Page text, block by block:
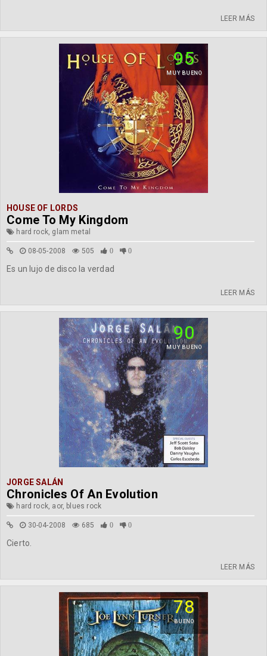
LEER MÁS
95
MUY BUENO
HOUSE OF LORDS
Come To My Kingdom
hard rock, glam metal
08-05-2008 505 0 0
Es un lujo de disco la verdad
LEER MÁS
90
MUY BUENO
JORGE SALÁN
Chronicles Of An Evolution
hard rock, aor, blues rock
30-04-2008 685 0 0
Cierto.
LEER MÁS
78
BUENO